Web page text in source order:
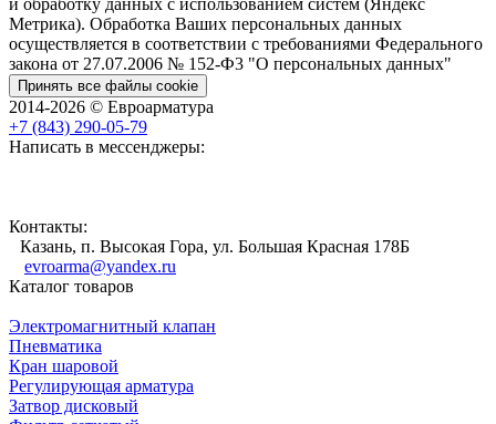
Метрика). Обработка Ваших персональных данных
осуществляется в соответствии с требованиями Федерального
закона от 27.07.2006 № 152-Ф3 "О персональных данных"
Принять все файлы cookie
2014-2026 © Евроарматура
+7 (843) 290-05-79
Написать в мессенджеры:
Контакты:
Казань, п. Высокая Гора, ул. Большая Красная 178Б
evroarma@yandex.ru
Каталог товаров
Электромагнитный клапан
Пневматика
Кран шаровой
Регулирующая арматура
Затвор дисковый